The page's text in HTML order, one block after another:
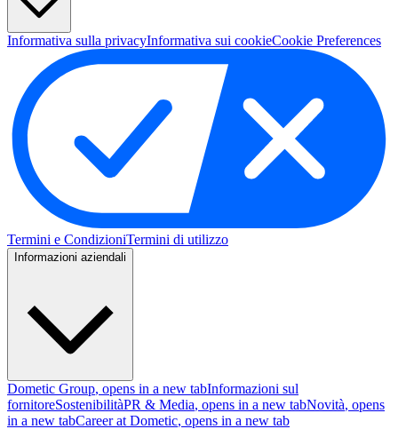
Informativa sulla privacyInformativa sui cookieCookie Preferences
Termini e CondizioniTermini di utilizzo
Informazioni aziendali
Dometic Group, opens in a new tabInformazioni sul
fornitoreSostenibilitàPR & Media, opens in a new tabNovità, opens
in a new tabCareer at Dometic, opens in a new tab